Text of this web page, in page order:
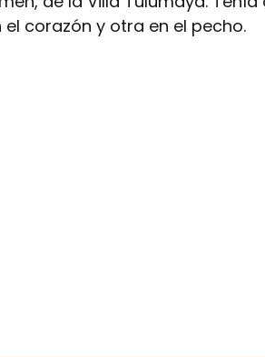
corazón y otra en el pecho.